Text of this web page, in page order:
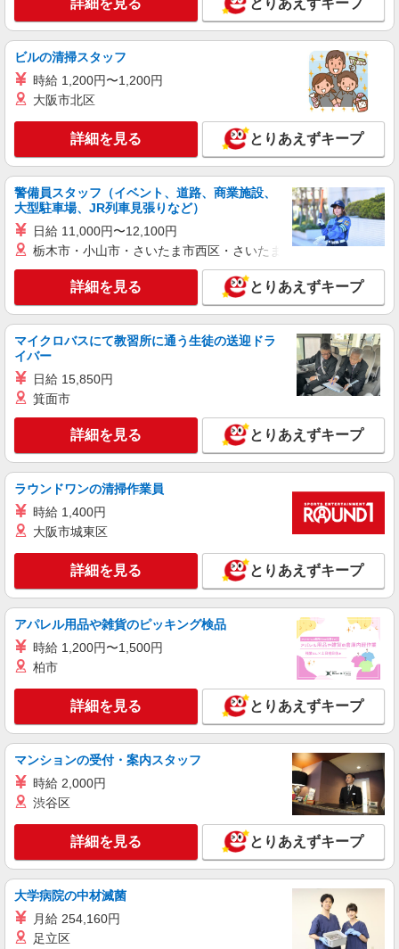
日研トータルソーシング株式会社 メディカルケア事業部/博多オフィ
ス
介護スタッフ／資格あり or 経験者
給1,320円〜 ◆初任者研修・未経験：時給1,320
円〜 ◆初任者研修・経験者：時給1,350円〜 ◆介
給与幅は経験・能力による ★週払いOK（規定あ
り）
福岡県福岡市城南区 【最寄駅】福岡市営地下
鉄七隈線「福大前」駅 ★勤務地は3000ヶ所以上★
自宅から通いやすいエリアなど、お好きな勤務地
をお選び下さい！！
キープ 詳細を見る
派遣社員
株式会社kotrio /●FK-H-2021699
福岡市城南区*デイでの生活補助☆新たなスキ
ルを身につけて長く働く♪
時給1450円〜2062円 ＜日払い有/週払い有/交
通費全支給(ガソリン代含む)＞
福岡市城南区｜福大前駅すぐ
詳細を見る
アルバイト
日研トータルソーシング株式会社 メディカルケア事業部/博多オフィ
未経験・無資格OKの介護スタッフ
時給1,300円〜1,400円 ★週払いOK（規定あ
り） ※給与幅は経験・能力による
福岡県福岡市城南区 【最寄駅】地下鉄七隈線
な勤務地をお選び下さい！！
キープ 詳細を見る
派遣社員
株式会社kotrio /●FK-H-2012210
福大前駅｜未経験でも大丈夫◎研修が手厚い有
時給1450円〜2062円 ＜日払い有/週払い有/交
通費全支給(ガソリン代含む)＞
福岡市城南区｜福大前駅すぐ
キープ 詳細を見る
派遣社員
（株）ウィルオブ・ワークCW 福岡支店/ms400101
高齢者向けマンションstaff
時給1400円 ◆前払い・日払い・週払いOK
キープ 詳細を見る
詳細を見る とりあえずキープ
ビルの清掃スタッフ
時給 1,200円〜1,200円
大阪市北区
詳細を見る とりあえずキープ
警備員スタッフ（イベント、道路、商業施設、
大型駐車場、JR列車見張りなど）
日給 11,000円〜12,100円
栃木市・小山市・さいたま市西区・さいたま市岩槻区・久喜市・
詳細を見る とりあえずキープ
マイクロバスにて教習所に通う生徒の送迎ドラ
イバー
日給 15,850円
箕面市
詳細を見る とりあえずキープ
ラウンドワンの清掃作業員
時給 1,400円
大阪市城東区
詳細を見る とりあえずキープ
アパレル用品や雑貨のピッキング検品
時給 1,200円〜1,500円
柏市
詳細を見る とりあえずキープ
マンションの受付・案内スタッフ
時給 2,000円
渋谷区
詳細を見る とりあえずキープ
大学病院の中材滅菌
月給 254,160円
足立区